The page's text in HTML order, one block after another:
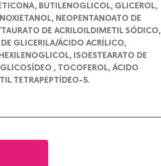
BUTILENOGLICOL, GLICEROL,
NEOPENTANOATO DE
DE ACRILOILDIMETIL SÓDICO,
GLICERILA/ÁCIDO ACRÍLICO,
ISOESTEARATO DE
, TOCOFEROL, ÁCIDO
TETRAPEPTÍDEO-5.